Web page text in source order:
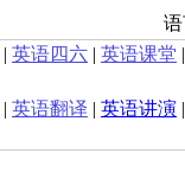
语
| 英语四六 | 英语课堂 |
| 英语翻译 | 英语讲演 |